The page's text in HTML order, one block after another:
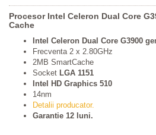
Procesor Intel Celeron Dual Core
Cache
Intel Celeron Dual Core G3900
Frecventa 2 x 2.80GHz
2MB SmartCache
Socket LGA 1151
Intel HD Graphics 510
14nm
Detalii producator.
Garantie 12 luni.